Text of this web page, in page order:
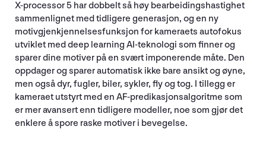
X-processor 5 har dobbelt så høy bearbeidingshastighet
sammenlignet med tidligere generasjon, og en ny
motivgjenkjennelsesfunksjon for kameraets autofokus
utviklet med deep learning AI-teknologi som finner og
sparer dine motiver på en svært imponerende måte. Den
oppdager og sparer automatisk ikke bare ansikt og øyne,
men også dyr, fugler, biler, sykler, fly og tog. I tillegg er
kameraet utstyrt med en AF-predikasjonsalgoritme som
er mer avansert enn tidligere modeller, noe som gjør det
enklere å spore raske motiver i bevegelse.